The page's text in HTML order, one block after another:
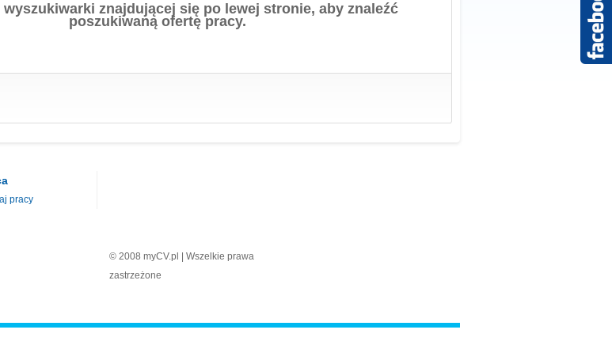
znajdującej się po lewej stronie, aby znaleźć
poszukiwaną ofertę pracy.
pracy
© 2008 myCV.pl | Wszelkie prawa
zastrzeżone